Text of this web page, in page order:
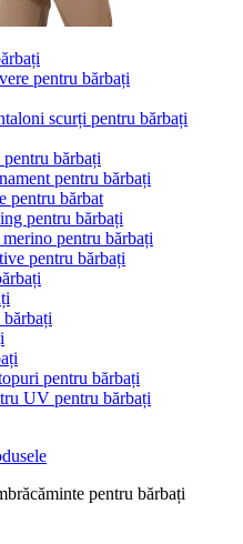
pentru bărbați
scurți pentru bărbați
bărbați
pentru bărbați
pentru bărbat
pentru bărbați
pentru bărbați
pentru bărbați
pentru bărbați
UV pentru bărbați
pentru bărbați